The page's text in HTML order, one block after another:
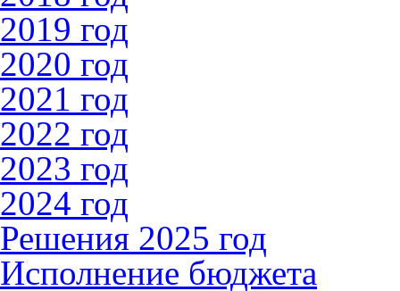
2019 год
2020 год
2021 год
2022 год
2023 год
2024 год
Решения 2025 год
Исполнение бюджета